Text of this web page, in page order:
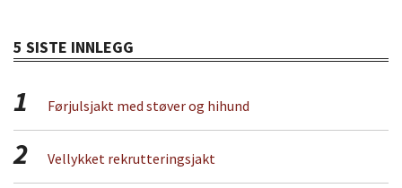
5 SISTE INNLEGG
1 Førjulsjakt med støver og hihund
2 Vellykket rekrutteringsjakt